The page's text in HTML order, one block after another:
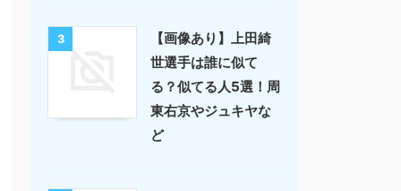
3
【画像あり】上田綺
世選手は誰に似て
る？似てる人5選！周
東右京やジュキヤな
ど